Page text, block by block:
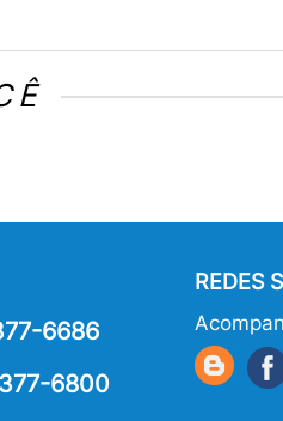
6686
6800
REDES